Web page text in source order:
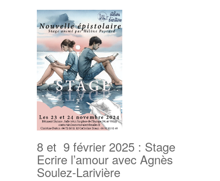
8 et 9 février 2025 : Stage
Ecrire l’amour avec Agnès
Soulez-Larivière